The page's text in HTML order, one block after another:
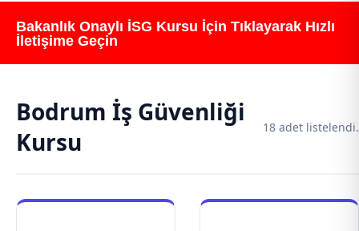
Bakanlık Onaylı İSG Kursu İçin Tıklayarak Hızlı
İletişime Geçin
Bodrum İş Güvenliği
Kursu
18 adet listelendi.